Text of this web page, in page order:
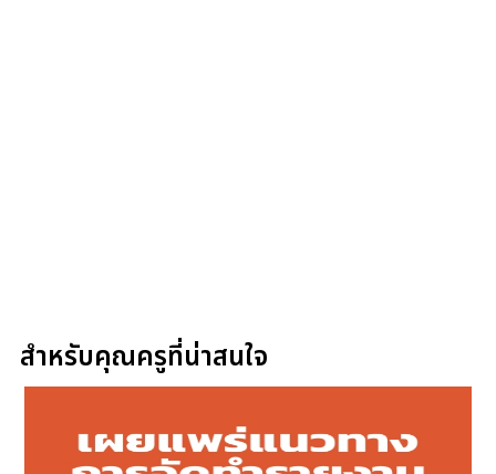
สำหรับคุณครูที่น่าสนใจ